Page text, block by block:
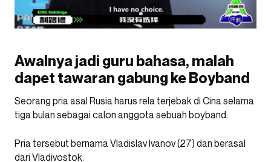
Awalnya jadi guru bahasa, malah
dapet tawaran gabung ke Boyband
Seorang pria asal Rusia harus rela terjebak di Cina selama
tiga bulan sebagai calon anggota sebuah boyband.
Pria tersebut bernama Vladislav Ivanov (27) dan berasal
dari Vladivostok.